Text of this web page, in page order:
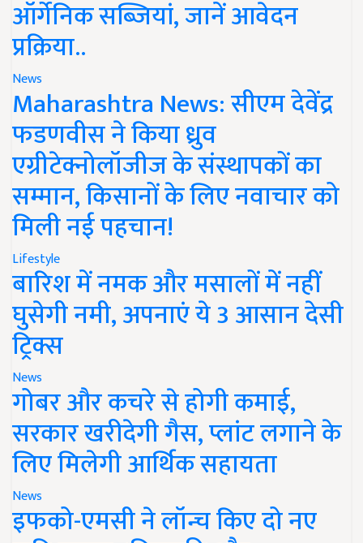
ऑर्गेनिक सब्जियां, जानें आवेदन
प्रक्रिया..
News
Maharashtra News: सीएम देवेंद्र
फडणवीस ने किया ध्रुव
एग्रीटेक्नोलॉजीज के संस्थापकों का
सम्मान, किसानों के लिए नवाचार को
मिली नई पहचान!
Lifestyle
बारिश में नमक और मसालों में नहीं
घुसेगी नमी, अपनाएं ये 3 आसान देसी
ट्रिक्स
News
गोबर और कचरे से होगी कमाई,
सरकार खरीदेगी गैस, प्लांट लगाने के
लिए मिलेगी आर्थिक सहायता
News
इफको-एमसी ने लॉन्च किए दो नए